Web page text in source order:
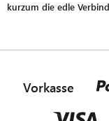
kurzum die edle
Vorkasse